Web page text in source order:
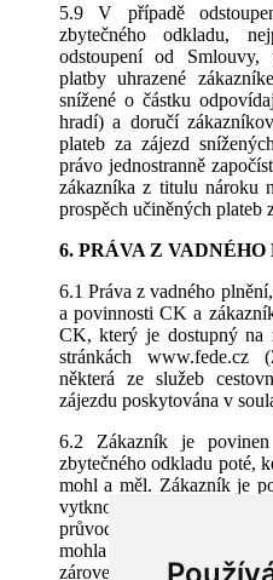
5.9 V případě
zbytečného odkladu,
odstoupení od Smlouvy,
platby uhrazené
snížené o částku
hradí) a doručí
plateb za zájezd
právo jednostranně
zákazníka z titulu nároku
prospěch učiněných plateb
6. PRÁVA Z
6.1 Práva z vadného
a povinnosti CK a
CK, který je dostupný na
stránkách www.fede.cz
některá ze služeb
zájezdu poskytována v
6.2 Zákazník je
zbytečného odkladu poté,
mohl a měl. Zákazník je
vytknout vadu již přímo v
průvodce CK nebo jiné
mohla být zjednána
zároveň určí